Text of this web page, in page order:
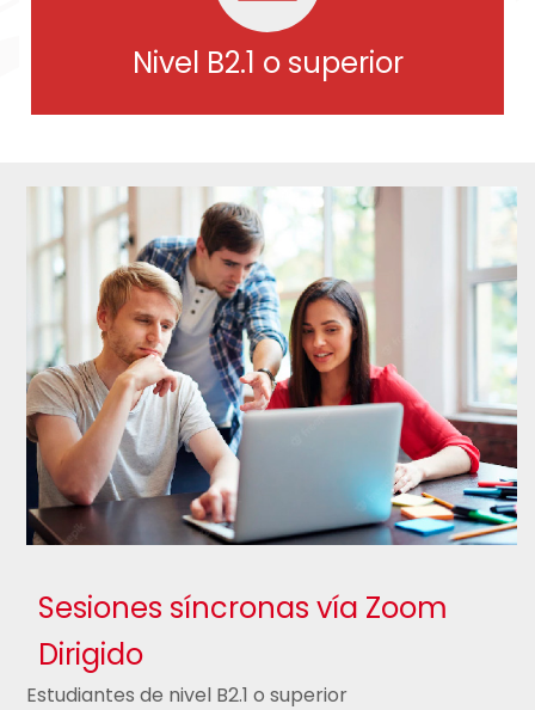
Nivel B2.1 o superior
Sesiones síncronas vía Zoom
Dirigido
Estudiantes de nivel B2.1 o superior